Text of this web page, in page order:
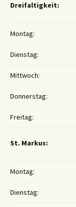
Dreifaltigkeit:
Montag:
Dienstag:
Mittwoch:
Donnerstag:
Freitag:
St. Markus:
Montag:
Dienstag: